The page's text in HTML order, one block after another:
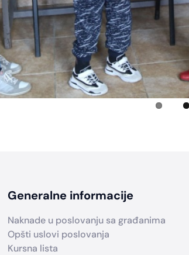
Generalne informacije
Naknade u poslovanju sa građanima
Opšti uslovi poslovanja
Kursna lista